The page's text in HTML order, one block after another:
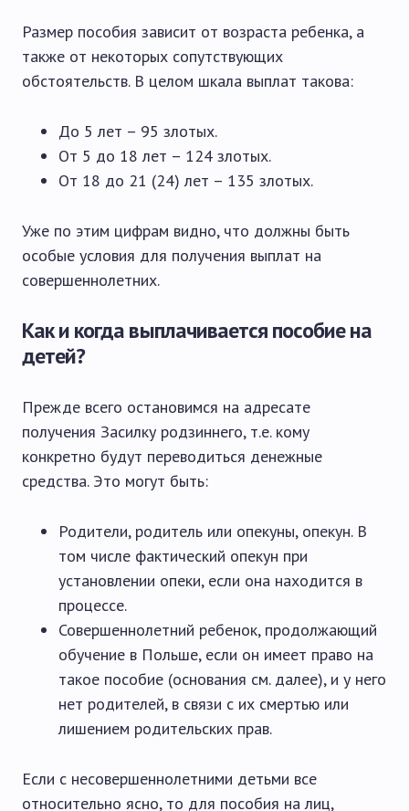
Размер пособия зависит от возраста ребенка, а
также от некоторых сопутствующих
обстоятельств. В целом шкала выплат такова:
До 5 лет – 95 злотых.
От 5 до 18 лет – 124 злотых.
От 18 до 21 (24) лет – 135 злотых.
Уже по этим цифрам видно, что должны быть
особые условия для получения выплат на
совершеннолетних.
Как и когда выплачивается пособие на
детей?
Прежде всего остановимся на адресате
получения Засилку родзиннего, т.е. кому
конкретно будут переводиться денежные
средства. Это могут быть:
Родители, родитель или опекуны, опекун. В
том числе фактический опекун при
установлении опеки, если она находится в
процессе.
Совершеннолетний ребенок, продолжающий
обучение в Польше, если он имеет право на
такое пособие (основания см. далее), и у него
нет родителей, в связи с их смертью или
лишением родительских прав.
Если с несовершеннолетними детьми все
относительно ясно, то для пособия на лиц,